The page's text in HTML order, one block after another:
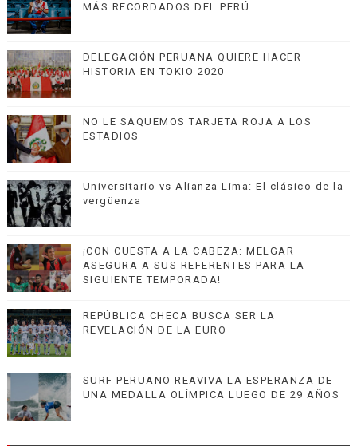
MÁS RECORDADOS DEL PERÚ
DELEGACIÓN PERUANA QUIERE HACER
HISTORIA EN TOKIO 2020
NO LE SAQUEMOS TARJETA ROJA A LOS
ESTADIOS
Universitario vs Alianza Lima: El clásico de la
vergüenza
¡CON CUESTA A LA CABEZA: MELGAR
ASEGURA A SUS REFERENTES PARA LA
SIGUIENTE TEMPORADA!
REPÚBLICA CHECA BUSCA SER LA
REVELACIÓN DE LA EURO
SURF PERUANO REAVIVA LA ESPERANZA DE
UNA MEDALLA OLÍMPICA LUEGO DE 29 AÑOS